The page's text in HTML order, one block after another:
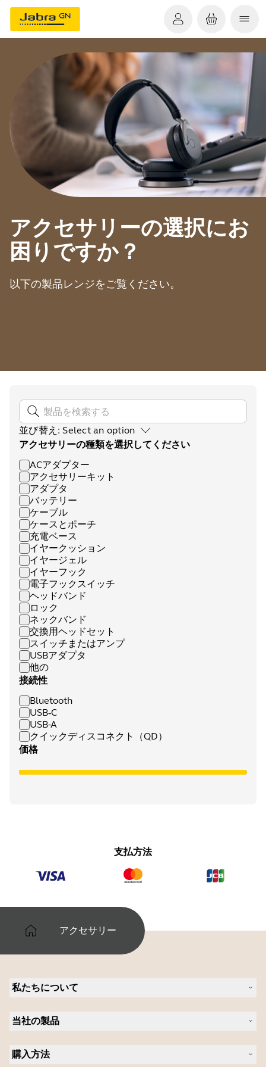
アクセサリーの選択にお
困りですか？
以下の製品レンジをご覧ください。
並び替え : Select an option
アクセサリーの種類を選択してください
ACアダプター
アクセサリーキット
アダプタ
バッテリー
ケーブル
ケースとポーチ
充電ベース
イヤークッション
イヤージェル
イヤーフック
電子フックスイッチ
ヘッドバンド
ロック
ネックバンド
交換用ヘッドセット
スイッチまたはアンプ
USBアダプタ
他の
接続性
Bluetooth
USB‑C
USB-A
クイックディスコネクト（QD）
価格
支払方法
アクセサリー
私たちについて
キャリア
ニュースとプレスリリース
ブログを読む
当社の製品
スピーカーフォン
購入方法